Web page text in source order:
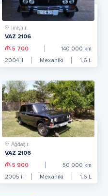
İmişli r.
VAZ 2106
5 700 140 000 km
2004il Mexaniki 1.6 L
Ağdaş r.
VAZ 2106
5 900 50 000 km
2005 il Mexaniki 1.6 L